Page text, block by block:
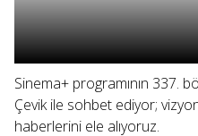
Sinema+ programının 337.
Çevik ile sohbet ediyor;
haberlerini ele alıyoruz.